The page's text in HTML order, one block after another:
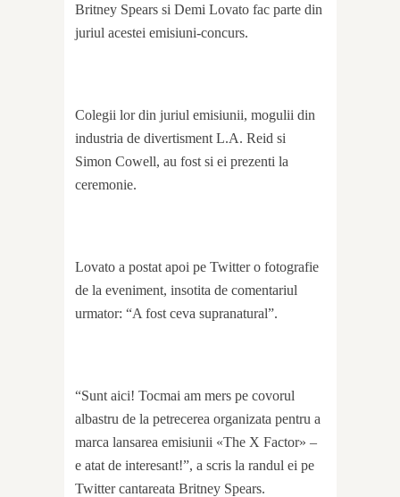
Britney Spears si Demi Lovato fac parte din
juriul acestei emisiuni-concurs.
Colegii lor din juriul emisiunii, mogulii din
industria de divertisment L.A. Reid si
Simon Cowell, au fost si ei prezenti la
ceremonie.
Lovato a postat apoi pe Twitter o fotografie
de la eveniment, insotita de comentariul
urmator: “A fost ceva supranatural”.
“Sunt aici! Tocmai am mers pe covorul
albastru de la petrecerea organizata pentru a
marca lansarea emisiunii «The X Factor» –
e atat de interesant!”, a scris la randul ei pe
Twitter cantareata Britney Spears.